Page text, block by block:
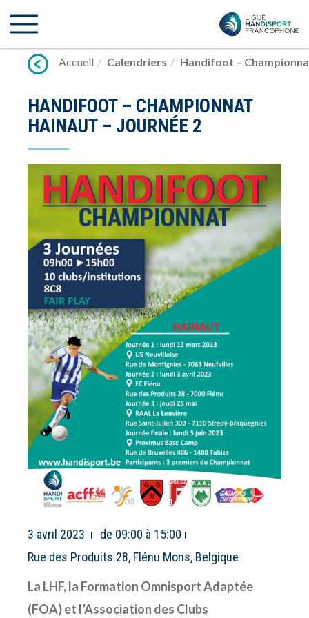
vers
Accueil
Calendriers Handifoot –
HANDIFOOT – CHAMPIONNAT
HAINAUT – JOURNÉE 2
3 avril 2023
de 09:00 à 15:00
Rue des Produits 28, Flénu Mons, Belgique
La LHF, la Formation Omnisport Adaptée
(FOA) et l’Association des Clubs